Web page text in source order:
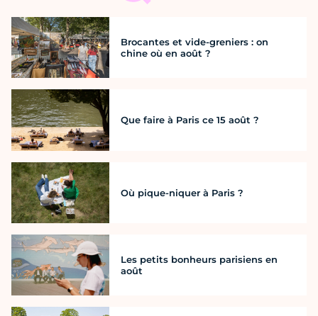
Brocantes et vide-greniers : on
chine où en août ?
Que faire à Paris ce 15 août ?
Où pique-niquer à Paris ?
Les petits bonheurs parisiens en
août